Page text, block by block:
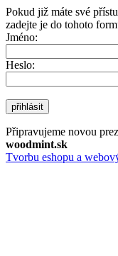
Pokud již máte své
zadejte je do tohoto
Jméno:
Heslo:
přihlásit
Připravujeme novou
woodmint.sk
Tvorbu eshopu a